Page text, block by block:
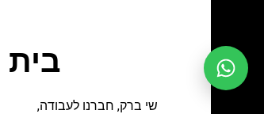
שי ברק, חברנו לעבודה,